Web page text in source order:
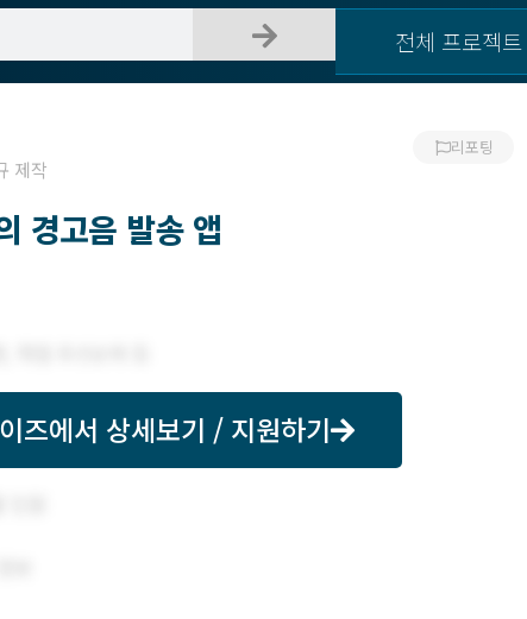
전체 프로젝트
제작
리포팅
경고음 발송 앱
즈에서 상세보기 / 지원하기